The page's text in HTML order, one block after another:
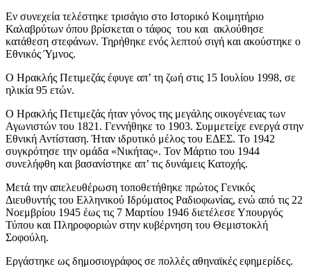
Εν συνεχεία τελέστηκε τρισάγιο στο Ιστορικό Κοιμητήριο
Καλαβρύτων όπου βρίσκεται ο τάφος του και ακλούθησε
κατάθεση στεφάνων. Τηρήθηκε ενός λεπτού σιγή και ακούστηκε ο
Εθνικός Ύμνος.
Ο Ηρακλής Πετιμεζάς έφυγε απ’ τη ζωή στις 15 Ιουλίου 1998, σε
ηλικία 95 ετών.
Ο Ηρακλής Πετιμεζάς ήταν γόνος της μεγάλης οικογένειας των
Αγωνιστών του 1821. Γεννήθηκε το 1903. Συμμετείχε ενεργά στην
Εθνική Αντίσταση. Ήταν ιδρυτικό μέλος του ΕΔΕΣ. Το 1942
συγκρότησε την ομάδα «Νικήτας». Τον Μάρτιο του 1944
συνελήφθη και βασανίστηκε απ’ τις δυνάμεις Κατοχής.
Μετά την απελευθέρωση τοποθετήθηκε πρώτος Γενικός
Διευθυντής του Ελληνικού Ιδρύματος Ραδιοφωνίας, ενώ από τις 22
Νοεμβρίου 1945 έως τις 7 Μαρτίου 1946 διετέλεσε Υπουργός
Τύπου και Πληροφοριών στην κυβέρνηση του Θεμιστοκλή
Σοφούλη.
Εργάστηκε ως δημοσιογράφος σε πολλές αθηναϊκές εφημερίδες.